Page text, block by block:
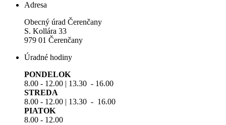
Adresa
Obecný úrad Čerenčany
S. Kollára 33
979 01 Čerenčany
Úradné hodiny
PONDELOK
8.00 - 12.00 | 13.30 - 16.00
STREDA
8.00 - 12.00 | 13.30 - 16.00
PIATOK
8.00 - 12.00